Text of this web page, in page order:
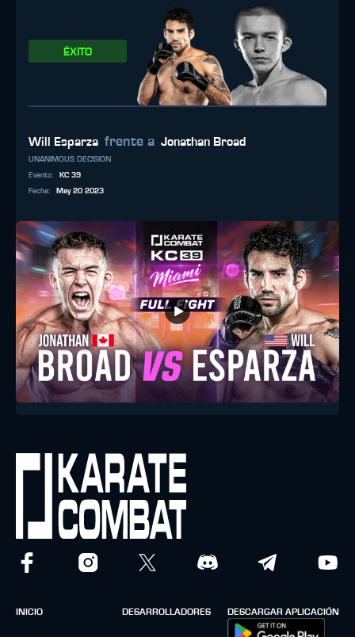
ÉXITO
Will Esparza frente a Jonathan Broad
UNANIMOUS DECISION
Evento:
KC 39
Fecha: May 20 2023
INICIO DESARROLLADORES DESCARGAR APLICACIÓN